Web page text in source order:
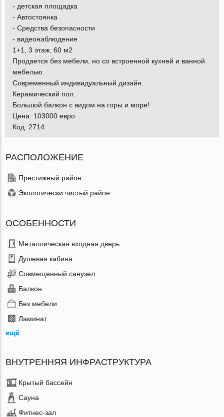
- детская площадка
- Автостоянка
- Средства безопасности
- видеонаблюдение
1+1, 3 этаж, 60 м2
Продается без мебели, но со встроенной кухней и ванной
мебелью.
Современный индивидуальный дизайн.
Керамический пол.
Большой балкон с видом на горы и море!
Цена: 103000 евро
Код: 2714
РАСПОЛОЖЕНИЕ
Престижный район
Экологически чистый район
ОСОБЕННОСТИ
Металлическая входная дверь
Душевая кабина
Совмещенный санузел
Балкон
Без мебели
Ламинат
ещё
ВНУТРЕННЯЯ ИНФРАСТРУКТУРА
Крытый бассейн
Сауна
Фитнес-зал